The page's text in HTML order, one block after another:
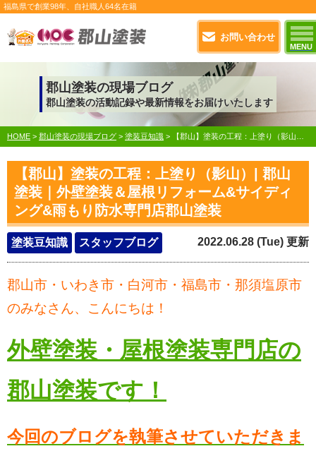
お問い合わせ
MENU
福島県で創業98年 、自社職人 64名在籍
郡山塗装の現場ブログ
郡山塗装の活動記録や最新情報をお届けいたします
HOME > 郡山塗装の現場ブログ > 塗装豆知識 > 【郡山】塗装の工程：上塗り（影山）| 郡山塗装｜外壁塗装＆屋根リフォーム&サイディング&雨もり防水専門店郡山塗装
【郡山】塗装の工程：上塗り（影山）| 郡山
塗装｜外壁塗装＆屋根リフォーム&サイディ
ング&雨もり防水専門店郡山塗装
塗装豆知識 スタッフブログ 2022.06.28 (Tue) 更新
郡山市・いわき市・白河市・福島市・那須塩原市
のみなさん、こんにちは！
外壁塗装・屋根塗装専門店の
郡山塗装です！
今回のブログを執筆させていただきま